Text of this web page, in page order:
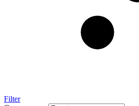
Filter